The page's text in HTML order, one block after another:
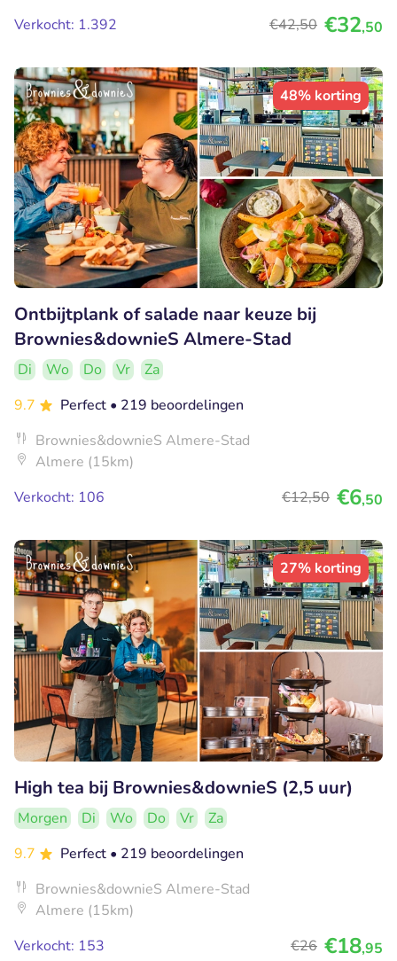
Verkocht: 1.392
€42,50 €32,50
48% korting
Ontbijtplank of salade naar keuze bij
Brownies&downieS Almere-Stad
Di Wo Do Vr
Za
9.7
Perfect • 219 beoordelingen
Brownies&downieS Almere-Stad
Almere (15km)
Verkocht: 106
€12,50 €6,50
27% korting
High tea bij Brownies&downieS (2,5 uur)
Morgen Di Wo Do Vr
Za
9.7
Perfect • 219 beoordelingen
Brownies&downieS Almere-Stad
Almere (15km)
Verkocht: 153
€26 €18,95